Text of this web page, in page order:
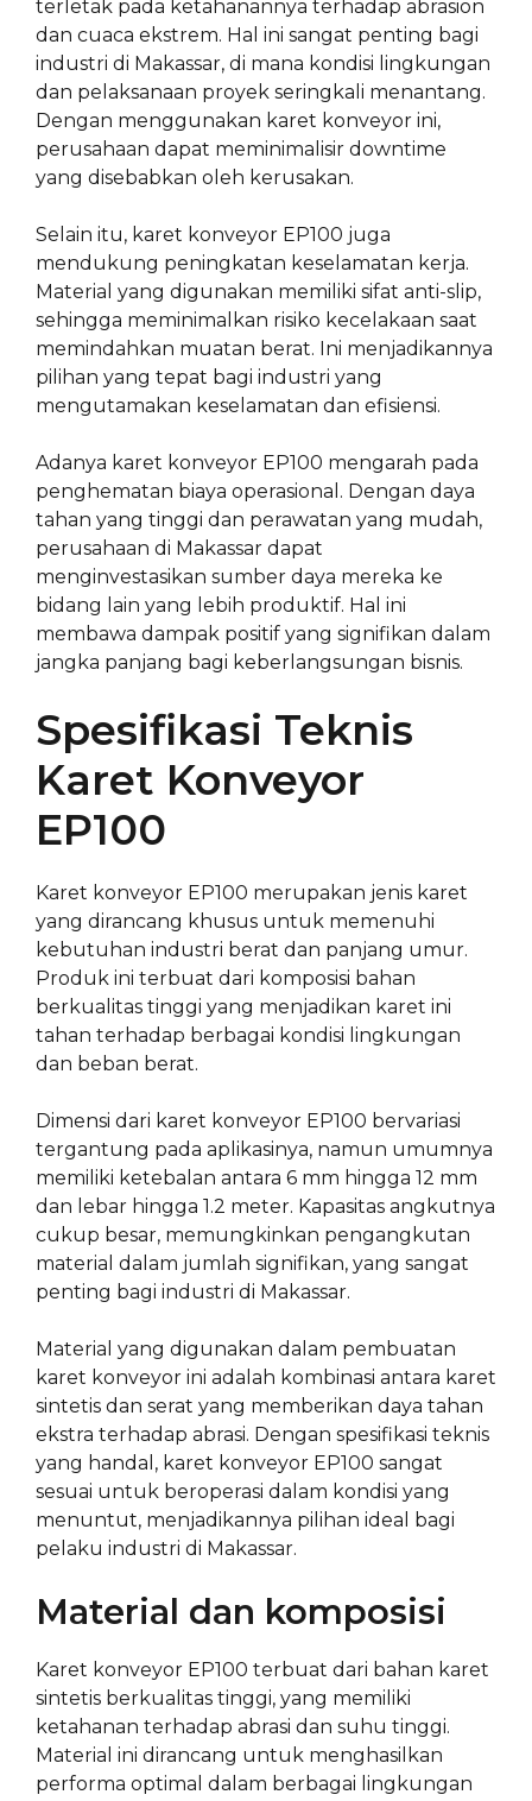
terletak pada ketahanannya terhadap abrasion
dan cuaca ekstrem. Hal ini sangat penting bagi
industri di Makassar, di mana kondisi lingkungan
dan pelaksanaan proyek seringkali menantang.
Dengan menggunakan karet konveyor ini,
perusahaan dapat meminimalisir downtime
yang disebabkan oleh kerusakan.
Selain itu, karet konveyor EP100 juga
mendukung peningkatan keselamatan kerja.
Material yang digunakan memiliki sifat anti-slip,
sehingga meminimalkan risiko kecelakaan saat
memindahkan muatan berat. Ini menjadikannya
pilihan yang tepat bagi industri yang
mengutamakan keselamatan dan efisiensi.
Adanya karet konveyor EP100 mengarah pada
penghematan biaya operasional. Dengan daya
tahan yang tinggi dan perawatan yang mudah,
perusahaan di Makassar dapat
menginvestasikan sumber daya mereka ke
bidang lain yang lebih produktif. Hal ini
membawa dampak positif yang signifikan dalam
jangka panjang bagi keberlangsungan bisnis.
Spesifikasi Teknis
Karet Konveyor
EP100
Karet konveyor EP100 merupakan jenis karet
yang dirancang khusus untuk memenuhi
kebutuhan industri berat dan panjang umur.
Produk ini terbuat dari komposisi bahan
berkualitas tinggi yang menjadikan karet ini
tahan terhadap berbagai kondisi lingkungan
dan beban berat.
Dimensi dari karet konveyor EP100 bervariasi
tergantung pada aplikasinya, namun umumnya
memiliki ketebalan antara 6 mm hingga 12 mm
dan lebar hingga 1.2 meter. Kapasitas angkutnya
cukup besar, memungkinkan pengangkutan
material dalam jumlah signifikan, yang sangat
penting bagi industri di Makassar.
Material yang digunakan dalam pembuatan
karet konveyor ini adalah kombinasi antara karet
sintetis dan serat yang memberikan daya tahan
ekstra terhadap abrasi. Dengan spesifikasi teknis
yang handal, karet konveyor EP100 sangat
sesuai untuk beroperasi dalam kondisi yang
menuntut, menjadikannya pilihan ideal bagi
pelaku industri di Makassar.
Material dan komposisi
Karet konveyor EP100 terbuat dari bahan karet
sintetis berkualitas tinggi, yang memiliki
ketahanan terhadap abrasi dan suhu tinggi.
Material ini dirancang untuk menghasilkan
performa optimal dalam berbagai lingkungan